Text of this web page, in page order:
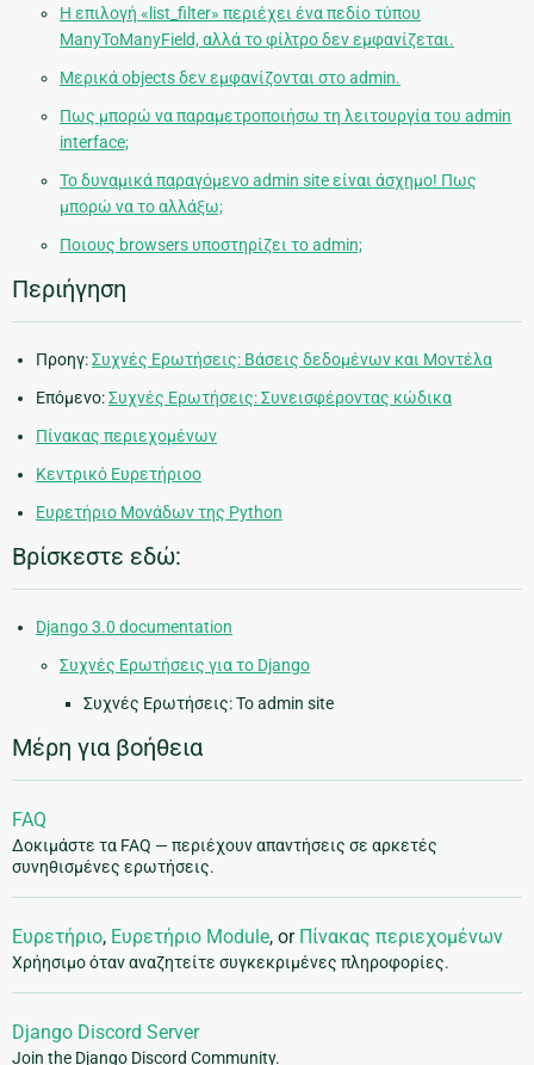
Η επιλογή «list_filter» περιέχει ένα πεδίο τύπου
ManyToManyField, αλλά το φίλτρο δεν εμφανίζεται.
Μερικά objects δεν εμφανίζονται στο admin.
Πως μπορώ να παραμετροποιήσω τη λειτουργία του admin
interface;
Το δυναμικά παραγόμενο admin site είναι άσχημο! Πως
μπορώ να το αλλάξω;
Ποιους browsers υποστηρίζει το admin;
Περιήγηση
Προηγ:Συχνές Ερωτήσεις: Βάσεις δεδομένων και Μοντέλα
Επόμενο:Συχνές Ερωτήσεις: Συνεισφέροντας κώδικα
Πίνακας περιεχομένων
Κεντρικό Ευρετήριοο
Ευρετήριο Μονάδων της Python
Βρίσκεστε εδώ:
Django 3.0 documentation
Συχνές Ερωτήσεις για το Django
Συχνές Ερωτήσεις: Το admin site
Μέρη για βοήθεια
FAQ
Δοκιμάστε τα FAQ — περιέχουν απαντήσεις σε αρκετές
συνηθισμένες ερωτήσεις.
Ευρετήριο, Ευρετήριο Module, or Πίνακας περιεχομένων
Χρήησιμο όταν αναζητείτε συγκεκριμένες πληροφορίες.
Django Discord Server
Join the Django Discord Community.